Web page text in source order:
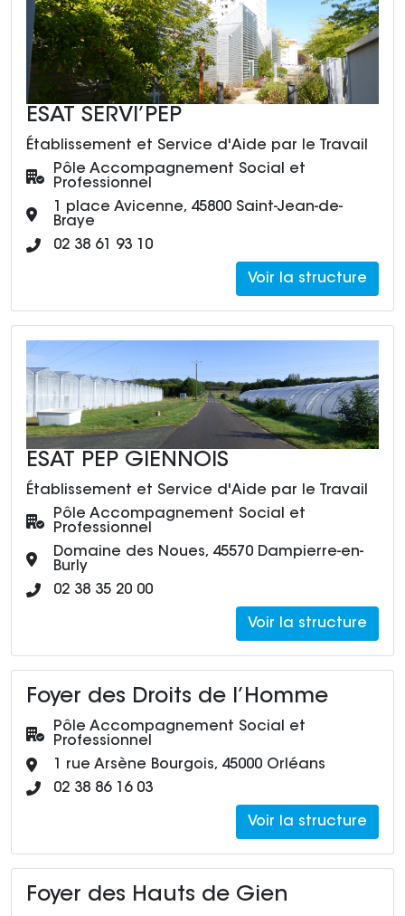
ESAT SERVI’PEP
Établissement et Service d'Aide par le Travail
Pôle :
Pôle Accompagnement Social et
Professionnel
Adresse :
1 place Avicenne, 45800 Saint-Jean-de-
Braye
Numéro de téléphone :
02 38 61 93 10
Voir la structure
ESAT PEP GIENNOIS
Établissement et Service d'Aide par le Travail
Pôle :
Pôle Accompagnement Social et
Professionnel
Adresse :
Domaine des Noues, 45570 Dampierre-en-
Burly
Numéro de téléphone :
02 38 35 20 00
Voir la structure
Foyer des Droits de l’Homme
Pôle :
Pôle Accompagnement Social et
Professionnel
Adresse :
1 rue Arsène Bourgois, 45000 Orléans
Numéro de téléphone :
02 38 86 16 03
Voir la structure
Foyer des Hauts de Gien